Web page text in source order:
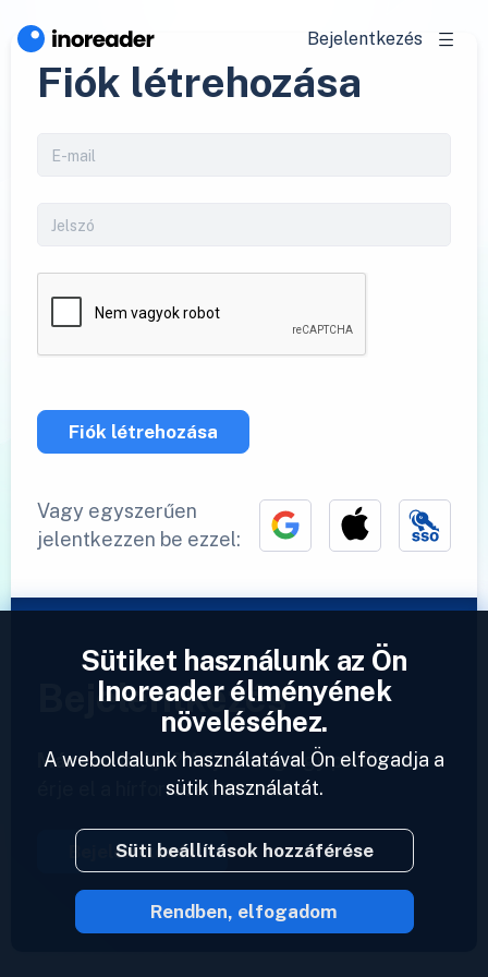
Bejelentkezés
Fiók létrehozása
Fiók létrehozása
Vagy egyszerűen
jelentkezzen be ezzel:
Bejelentkezés
Már van fiókja? Adjon meg egy profilt és
érje el a hírforrásait azonnal.
Bejelentkezés
2023 © Inoreader
Sütiket használunk az Ön
Inoreader élményének
növeléséhez.
A weboldalunk használatával Ön elfogadja a
sütik használatát.
Süti beállítások hozzáférése
Rendben, elfogadom